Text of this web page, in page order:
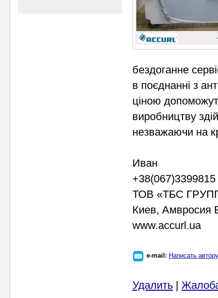
бездоганне
в поєднанні з
ціною
виробництву
незважаючи на
Иван
+38(067)3399815
ТОВ «ТБС
Киев, Амвросия
www.accurl.ua
e-mail: Написать автору
Удалить |